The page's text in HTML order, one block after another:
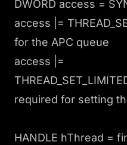
DWORD access =
access |=
for the APC queue
access |=
required for setting
HANDLE hThread =